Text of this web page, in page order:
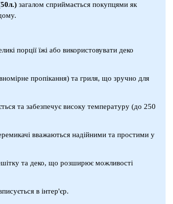
загалом сприймається покупцями як
порції їжі або використовувати деко
пропікання) та гриля, що зручно для
та забезпечує високу температуру (до 250
вважаються надійними та простими у
та деко, що розширює можливості
в інтер'єр.